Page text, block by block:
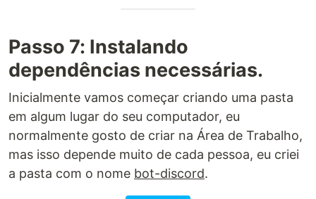
Passo 7: Instalando
dependências necessárias.
Inicialmente vamos começar criando uma pasta
em algum lugar do seu computador, eu
normalmente gosto de criar na Área de Trabalho,
mas isso depende muito de cada pessoa, eu criei
a pasta com o nome bot-discord.